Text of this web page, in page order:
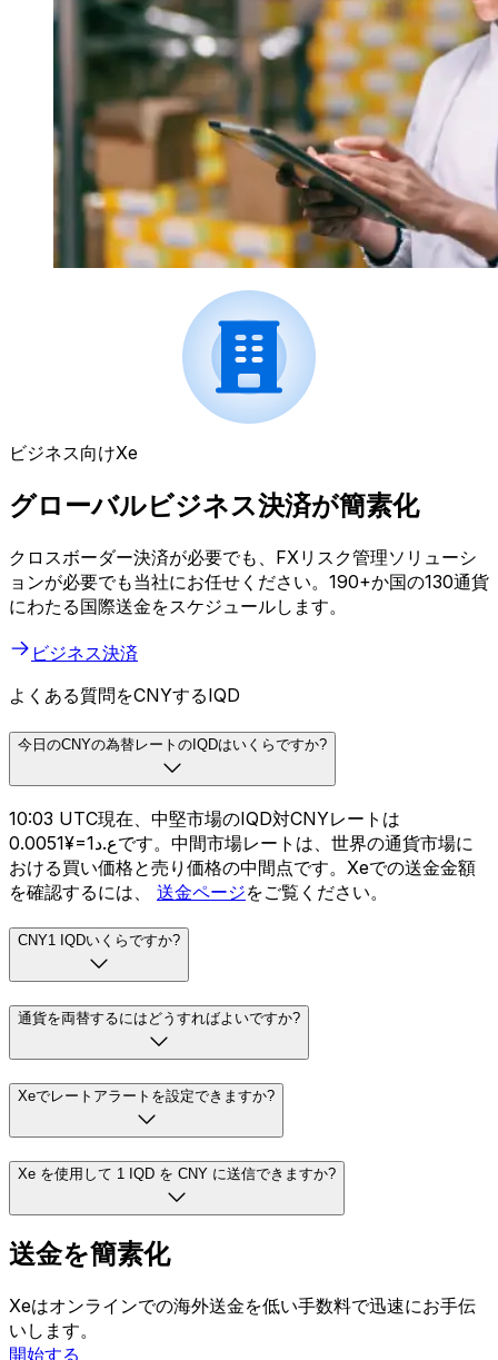
ビジネス向けXe
グローバルビジネス決済が簡素化
クロスボーダー決済が必要でも、FXリスク管理ソリューシ
ョンが必要でも当社にお任せください。190+か国の130通貨
にわたる国際送金をスケジュールします。
ビジネス決済
よくある質問をCNYするIQD
今日のCNYの為替レートのIQDはいくらですか?
10:03 UTC現在、中堅市場のIQD対CNYレートは
ع.د1=¥0.0051です。中間市場レートは、世界の通貨市場に
おける買い価格と売り価格の中間点です。Xeでの送金金額
を確認するには、 送金ページをご覧ください。
CNY1 IQDいくらですか?
通貨を両替するにはどうすればよいですか?
Xeでレートアラートを設定できますか?
Xe を使用して 1 IQD を CNY に送信できますか?
送金を簡素化
Xeはオンラインでの海外送金を低い手数料で迅速にお手伝
いします。
開始する